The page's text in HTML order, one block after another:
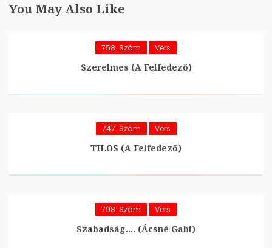
You May Also Like
758. Szám Vers
Szerelmes (A Felfedező)
747. Szám Vers
TILOS (A Felfedező)
798. Szám Vers
Szabadság…. (Ácsné Gabi)